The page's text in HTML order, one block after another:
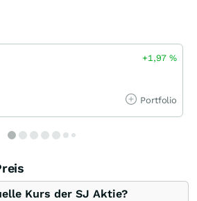
+1,97%
Portfolio
Kurs der SJ Aktie?